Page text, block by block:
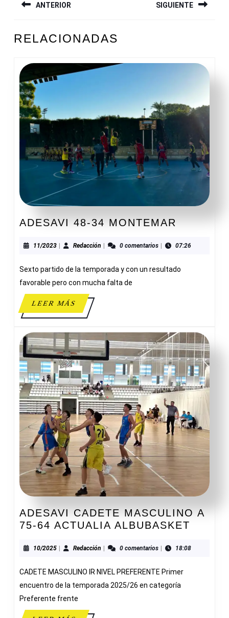
DE
ANTERIOR
anterior:
SIGUIENTE
entrada:
RELACIONADAS
ADESAVI 48-34 MONTEMAR
34
11/202311/2023Redacción Redacción0 comentarios 07:26
Sexto partido de la temporada y con un resultado
favorable pero con mucha falta de
LEER MÁSLEER
MÁS
ADESAVI CADETE MASCULINO A
75-64 ACTUALIA ALBUBASKET
10/202510/2025Redacción Redacción0 comentarios 18:08
CADETE MASCULINO IR NIVEL PREFERENTE Primer
encuentro de la temporada 2025/26 en categoría
Preferente frente